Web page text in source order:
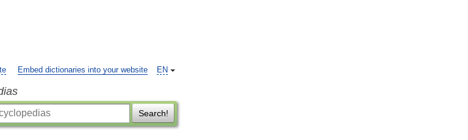
EN
Embed dictionaries into your website
Search!